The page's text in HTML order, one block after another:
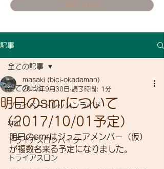
お問い合わせ
記事
全ての記事
プライベートレッスンライド
smr
トライアスロンバイク
トライアスロン
全ての記事
明日のsmrについて
（2017/10/01予定）
masaki (bici-okadaman)
2017年9月30日 読了時間: 1分
明日のsmrはジュニアメンバー（仮）
が複数名来る予定になりました。